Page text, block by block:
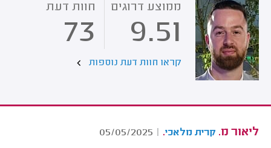
ממוצע דרוגים
9.51
חוות דעת
73
קראו חוות דעת נוספות
ליאור מ. קרית מלאכי.
|
05/05/2025